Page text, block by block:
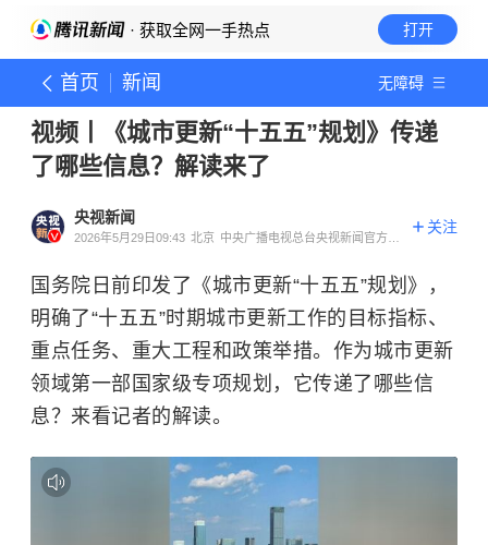
· 获取全网一手热点 打开
首页 新闻 无障碍
视频丨《城市更新“十五五”规划》传递
了哪些信息？解读来了
央视新闻
2026年5月29日09:43 北京 中央广播电视总台央视新闻官方账
关注
国务院日前印发了《城市更新“十五五”规划》，
明确了“十五五”时期城市更新工作的目标指标、
重点任务、重大工程和政策举措。作为城市更新
领域第一部国家级专项规划，它传递了哪些信
息？来看记者的解读。